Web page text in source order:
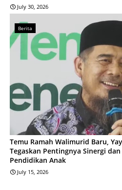
July 30, 2026
Berita
Temu Ramah Walimurid Baru,
Tegaskan Pentingnya Sinergi
Pendidikan Anak
July 15, 2026